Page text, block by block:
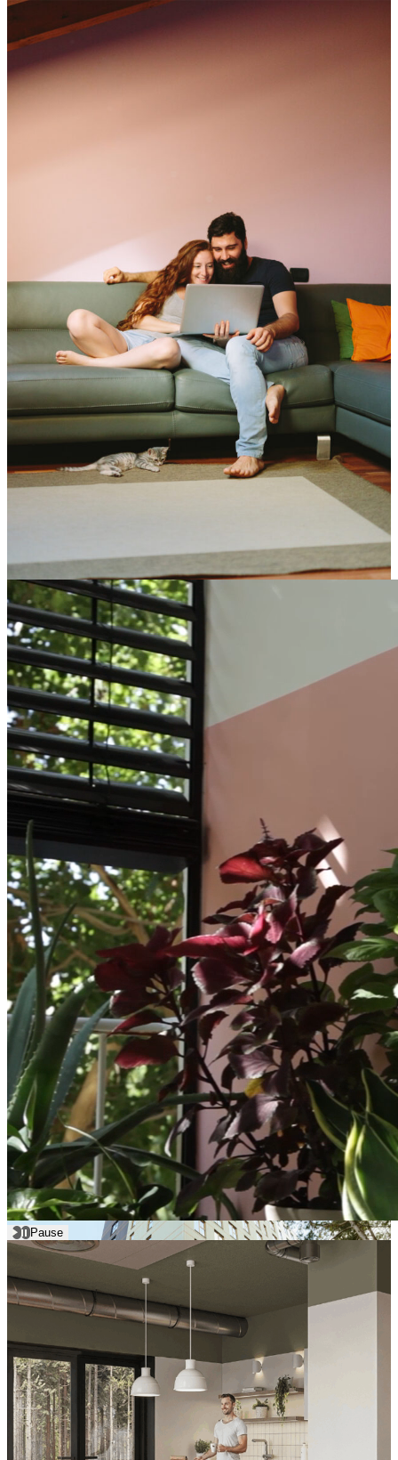
Kodud ja äripinnad, mis kestavad
rohkem kui hetke
Elamispinnad Äripinnad
Valmis
Viieaia Torn
Pause